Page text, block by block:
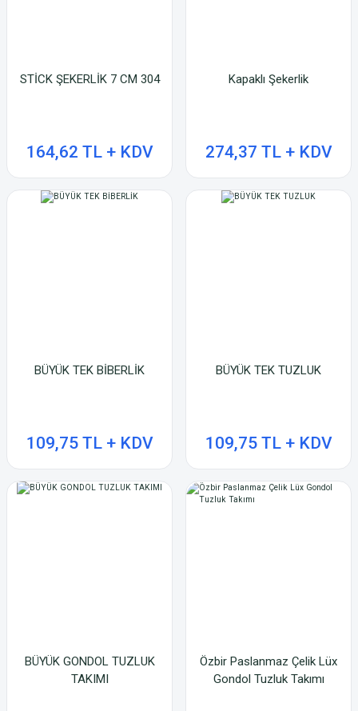
STİCK ŞEKERLİK 7 CM 304
164,62 TL + KDV
Kapaklı Şekerlik
274,37 TL + KDV
BÜYÜK TEK BİBERLİK
109,75 TL + KDV
BÜYÜK TEK TUZLUK
109,75 TL + KDV
BÜYÜK GONDOL TUZLUK
TAKIMI
Özbir Paslanmaz Çelik Lüx
Gondol Tuzluk Takımı